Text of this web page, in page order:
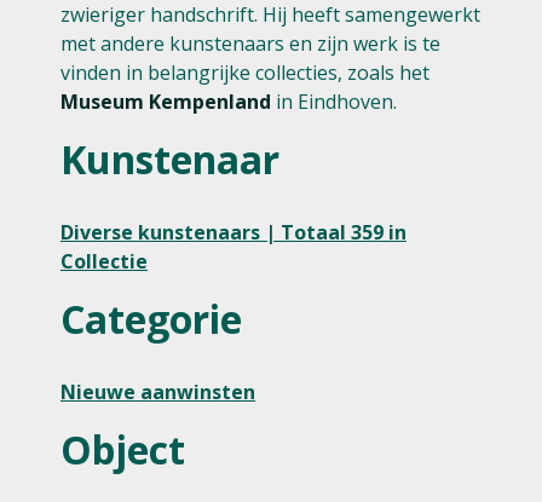
zwieriger handschrift. Hij heeft samengewerkt
met andere kunstenaars en zijn werk is te
vinden in belangrijke collecties, zoals het
Museum Kempenland in Eindhoven.
Kunstenaar
Diverse kunstenaars | Totaal 359 in
Collectie
Categorie
Nieuwe aanwinsten
Object